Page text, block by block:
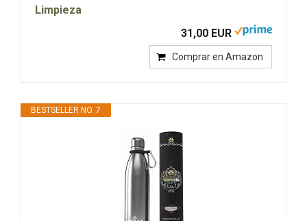
Limpieza
31,00 EUR
Comprar en Amazon
BESTSELLER NO. 7